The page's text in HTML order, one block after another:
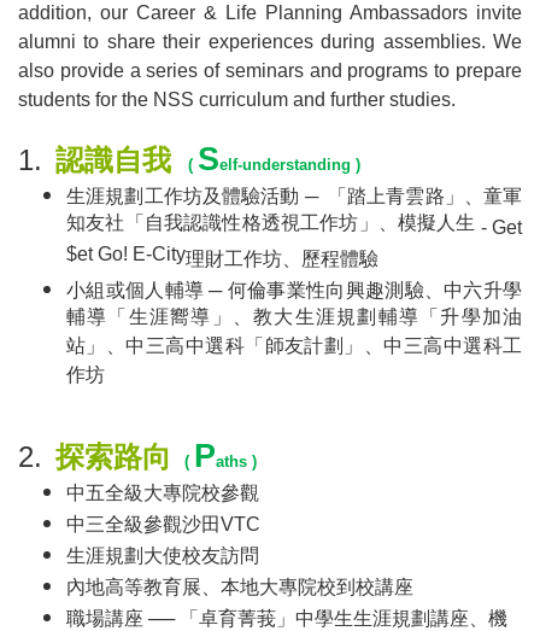
addition, our Career & Life Planning Ambassadors invite
alumni to share their experiences during assemblies. We
also provide a series of seminars and programs to prepare
students for the NSS curriculum and further studies.
1. 認識自我 ( Self-understanding )
生涯規劃工作坊及體驗活動 ─ 「踏上青雲路」、童軍
知友社「自我認識性格透視工作坊」、模擬人生 - Get
$et Go! E-City理財工作坊、歷程體驗
小組或個人輔導 ─ 何倫事業性向興趣測驗、中六升學
輔導「生涯嚮導」、教大生涯規劃輔導「升學加油
站」、中三高中選科「師友計劃」、中三高中選科工
作坊
2. 探索路向 ( Paths )
中五全級大專院校參觀
中三全級參觀沙田VTC
生涯規劃大使校友訪問
內地高等教育展、本地大專院校到校講座
職場講座 ── 「卓育菁莪」中學生生涯規劃講座、機